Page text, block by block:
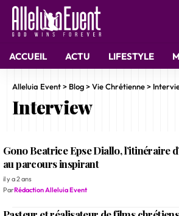
ACCUEIL ACTU LIFESTYLE
Alleluia Event> Blog>Vie Chrétienne>
Interview
Gono Beatrice Epse Diallo, l’itinéraire
au parcours inspirant
il y a 2 ans
ParRédaction Alleluia Event